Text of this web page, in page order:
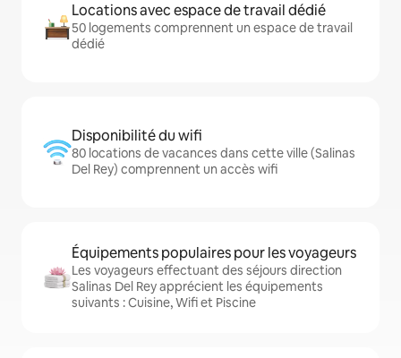
Locations avec espace de travail dédié
50 logements comprennent un espace de travail
dédié
Disponibilité du wifi
80 locations de vacances dans cette ville (Salinas
Del Rey) comprennent un accès wifi
Équipements populaires pour les voyageurs
Les voyageurs effectuant des séjours direction
Salinas Del Rey apprécient les équipements
suivants : Cuisine, Wifi et Piscine